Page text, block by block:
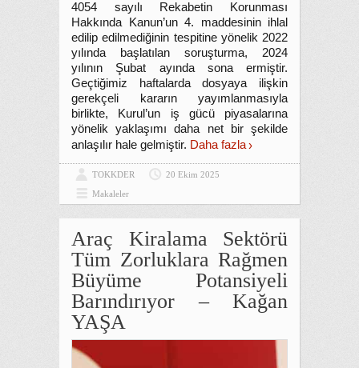
4054 sayılı Rekabetin Korunması
Hakkında Kanun’un 4. maddesinin ihlal
edilip edilmediğinin tespitine yönelik 2022
yılında başlatılan soruşturma, 2024
yılının Şubat ayında sona ermiştir.
Geçtiğimiz haftalarda dosyaya ilişkin
gerekçeli kararın yayımlanmasıyla
birlikte, Kurul’un iş gücü piyasalarına
yönelik yaklaşımı daha net bir şekilde
anlaşılır hale gelmiştir. Daha fazla
TOKKDER
20 Ekim 2025
Makaleler
Araç Kiralama Sektörü
Tüm Zorluklara Rağmen
Büyüme Potansiyeli
Barındırıyor – Kağan
YAŞA